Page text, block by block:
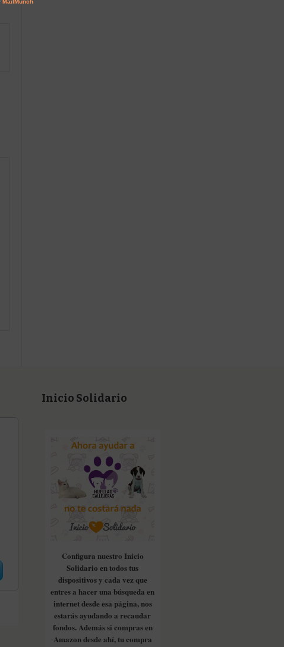
Inicio Solidario
Configura nuestro Inicio
Solidario en todos tus
dispositivos y cada vez que
entres a hacer una búsqueda en
internet desde esa página, nos
estarás ayudando a recaudar
fondos. Además si compras en
Amazon desde ahí, tu compra